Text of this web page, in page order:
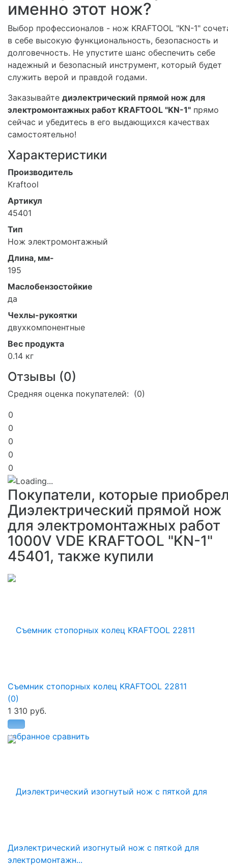
именно этот нож?
Выбор профессионалов - нож KRAFTOOL "KN-1"
в себе высокую функциональность, безопасность и
долговечность. Не упустите шанс обеспечить себе
надежный и безопасный инструмент, который будет
служить верой и правдой годами.
Заказывайте диэлектрический прямой нож для
электромонтажных работ KRAFTOOL "KN-1" прямо
сейчас и убедитесь в его выдающихся качествах
самостоятельно!
Характеристики
Производитель
Kraftool
Артикул
45401
Тип
Нож электромонтажный
Длина, мм-
195
Маслобензостойкие
да
Чехлы-рукоятки
двухкомпонентные
Вес продукта
0.14 кг
Отзывы (0)
Средняя оценка покупателей: (0)
0
0
0
0
0
Покупатели, которые
Диэлектрический прямой нож
для электромонтажных работ
1000V VDE KRAFTOOL "KN-1"
45401, также купили
избранное сравнить
Съемник стопорных колец KRAFTOOL 22811
(0)
1 310 руб.
Диэлектрический изогнутый нож с пяткой для
электромонтажн...